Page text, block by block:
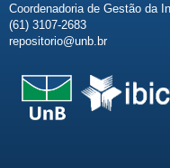
Coordenadoria de Gestão da
(61) 3107-2683
repositorio@unb.br